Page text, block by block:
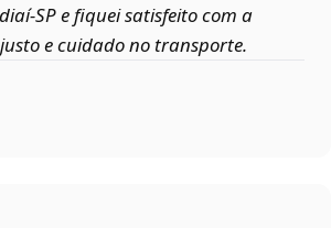
e fiquei satisfeito com a
e cuidado no transporte.